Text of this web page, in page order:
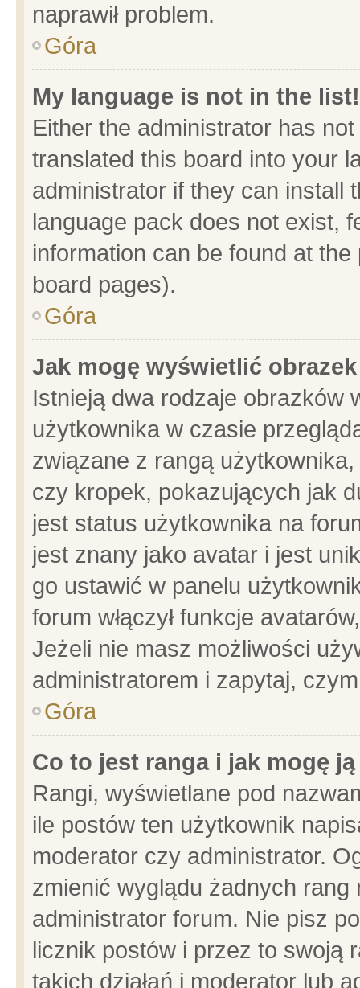
naprawił problem.
Góra
My language is not in the list!
Either the administrator has
translated this board into your
administrator if they can install
language pack does not exist,
information can be found at
board pages).
Góra
Jak mogę wyświetlić
Istnieją dwa rodzaje obrazków
użytkownika w czasie
związane z rangą
czy kropek, pokazujących jak
jest status użytkownika na
jest znany jako avatar i jest
go ustawić w panelu
forum włączył funkcje
Jeżeli nie masz możliwości
administratorem i zapytaj,
Góra
Co to jest ranga i jak mogę
Rangi, wyświetlane pod
ile postów ten użytkownik
moderator czy administrator.
zmienić wyglądu żadnych
administrator forum. Nie pisz
licznik postów i przez to swoją
takich działań i moderator lub